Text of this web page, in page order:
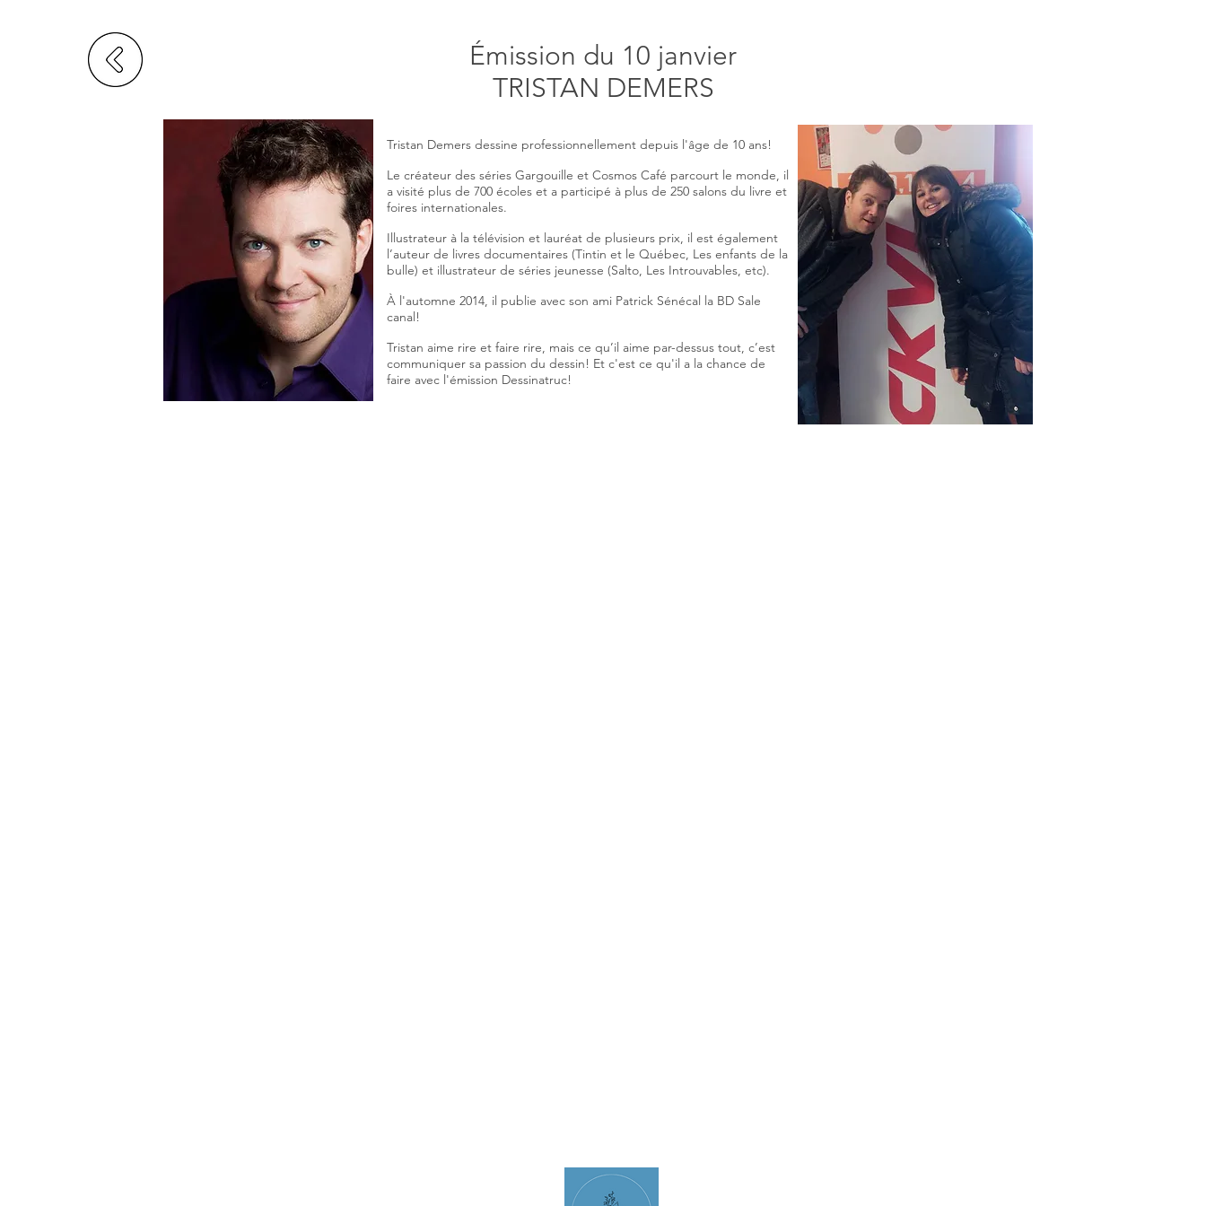
Émission du 10 janvier
TRISTAN DEMERS
Tristan Demers dessine professionnellement depuis l'âge de 10 ans!
Le créateur des séries Gargouille et Cosmos Café parcourt le monde, il
a visité plus de 700 écoles et a participé à plus de 250 salons du livre et
foires internationales.
Illustrateur à la télévision et lauréat de plusieurs prix, il est également
l’auteur de livres documentaires (Tintin et le Québec, Les enfants de la
bulle) et illustrateur de séries jeunesse (Salto, Les Introuvables, etc).
À l'automne 2014, il publie avec son ami Patrick Sénécal la BD Sale
canal!
Tristan aime rire et faire rire, mais ce qu’il aime par-dessus tout, c’est
communiquer sa passion du dessin! Et c'est ce qu'il a la chance de
faire avec l'émission Dessinatruc!